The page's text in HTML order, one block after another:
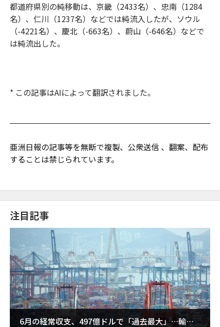
都道府県別の純移動は、京畿（2433名）、忠南（1284
名）、仁川（1237名）などでは純流入したが、ソウル
（-4221名）、慶北（-663名）、蔚山（-646名）などで
は純流出した。
* この記事はAIによって翻訳されました。
亜洲日報の記事等を無断で複製、公衆送信 、翻案、配布
することは禁じられています。
注目記事
6月の経常収支、497億ドルで「過去最大」…輸出